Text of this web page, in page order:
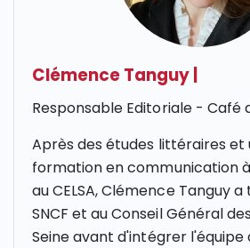
Clémence Tanguy
Responsable Editoriale - Café
Après des études littéraires et
formation en communication
au CELSA, Clémence Tanguy
SNCF et au Conseil Général
Seine avant d'intégrer l'équipe